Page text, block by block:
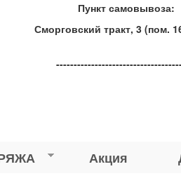
Пункт самовывоза:
Сморговский тракт, 3 (пом.
Акция